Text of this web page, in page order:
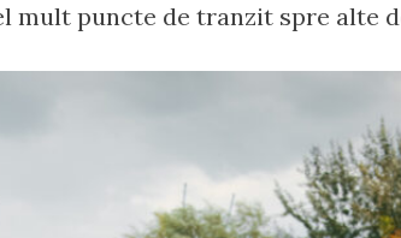
mult puncte de tranzit spre alte